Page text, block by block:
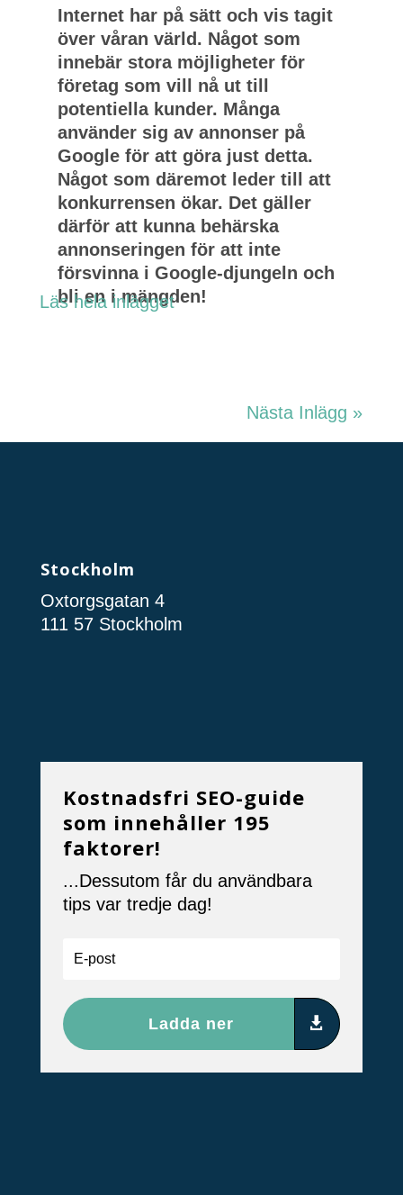
Internet har på sätt och vis tagit
över våran värld. Något som
innebär stora möjligheter för
företag som vill nå ut till
potentiella kunder. Många
använder sig av annonser på
Google för att göra just detta.
Något som däremot leder till att
konkurrensen ökar. Det gäller
därför att kunna behärska
annonseringen för att inte
försvinna i Google-djungeln och
bli en i mängden!
Läs hela inlägget
Nästa Inlägg »
Stockholm
Oxtorgsgatan 4
111 57 Stockholm
Kostnadsfri SEO-guide
som innehåller 195
faktorer!
...Dessutom får du användbara
tips var tredje dag!
Ladda ner